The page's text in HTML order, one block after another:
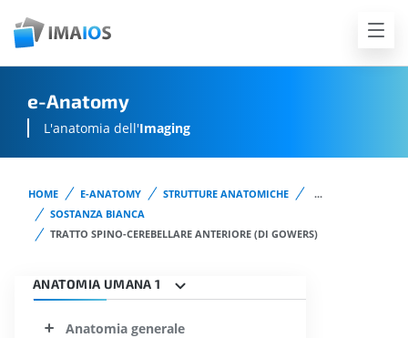
e-Anatomy
L'anatomia dell'Imaging
HOME E-ANATOMY STRUTTURE ANATOMICHE
...
SOSTANZA BIANCA
TRATTO SPINO-CEREBELLARE ANTERIORE (DI GOWERS)
ANATOMIA UMANA 1
Anatomia generale